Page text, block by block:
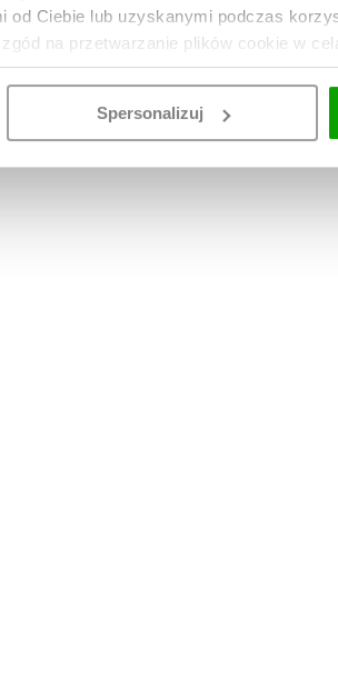
Ciebie lub uzyskanymi podczas
na przetwarzanie plików cookie w
Spersonalizuj